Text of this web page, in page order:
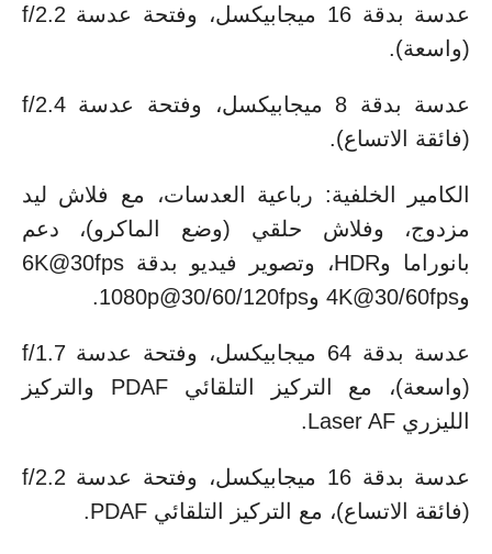
عدسة بدقة 16 ميجابيكسل، وفتحة عدسة f/2.2
(واسعة).
عدسة بدقة 8 ميجابيكسل، وفتحة عدسة f/2.4
(فائقة الاتساع).
الكامير الخلفية: رباعية العدسات، مع فلاش ليد
مزدوج، وفلاش حلقي (وضع الماكرو)، دعم
بانوراما وHDR، وتصوير فيديو بدقة 6K@30fps
و4K@30/60fps و1080p@30/60/120fps.
عدسة بدقة 64 ميجابيكسل، وفتحة عدسة f/1.7
(واسعة)، مع التركيز التلقائي PDAF والتركيز
الليزري Laser AF.
عدسة بدقة 16 ميجابيكسل، وفتحة عدسة f/2.2
(فائقة الاتساع)، مع التركيز التلقائي PDAF.